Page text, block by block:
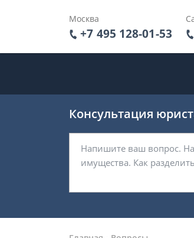
Москва
+7 495 128-01-53
Консультация